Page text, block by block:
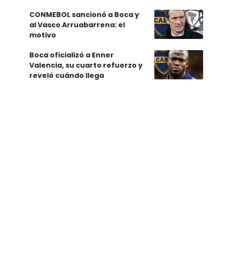
CONMEBOL sancionó a Boca y
al Vasco Arruabarrena: el
motivo
Boca oficializó a Enner
Valencia, su cuarto refuerzo y
reveló cuándo llega